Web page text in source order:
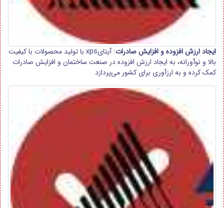
ایجاد ارزش افزوده و افزایش صادرات
: آیتایxps با تولید محصولات با کیفیت
بالا و نوآورانه، به ایجاد ارزش افزوده در صنعت ساختمان و افزایش صادرات
کمک کرده و به ارزآوری برای کشور می‌پردازد